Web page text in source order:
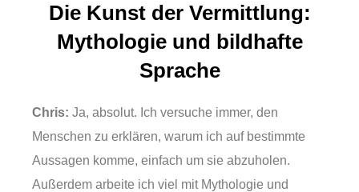
Die Kunst der Vermittlung:
Mythologie und bildhafte
Sprache
Chris: Ja, absolut. Ich versuche immer, den
Menschen zu erklären, warum ich auf bestimmte
Aussagen komme, einfach um sie abzuholen.
Außerdem arbeite ich viel mit Mythologie und